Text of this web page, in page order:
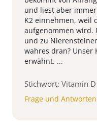
und liest aber
K2 einnehmen, weil
aufgenommen wird.
und zu
wahres dran? Unser
erwähnt. ...
Stichwort: Vitamin D
Frage und